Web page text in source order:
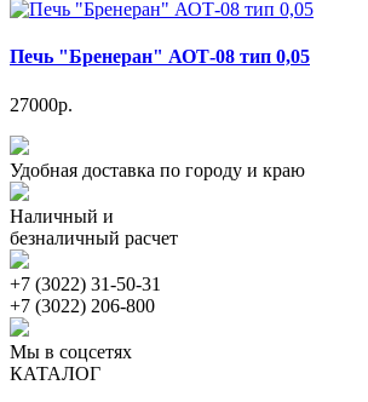
Печь "Бренеран" АОТ-08 тип 0,05
27000р.
Удобная доставка по городу и краю
Наличный и
безналичный расчет
+7 (3022) 31-50-31
+7 (3022) 206-800
Мы в соцсетях
КАТАЛОГ